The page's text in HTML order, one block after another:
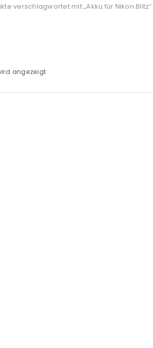
verschlagwortet mit „Akku für Nikon Blitz“
angezeigt